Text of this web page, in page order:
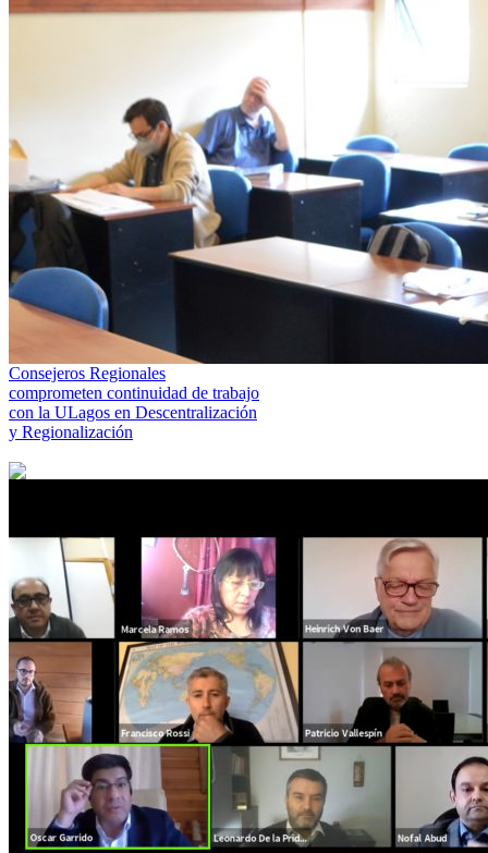
Consejeros Regionales
comprometen continuidad de trabajo
con la ULagos en Descentralización
y Regionalización